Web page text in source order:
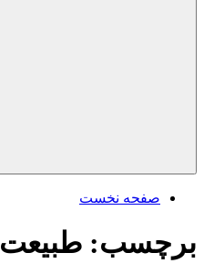
صفحه نخست
برچسب: طبیعت